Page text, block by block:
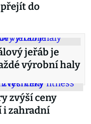
do
jeřáb je
výrobní haly
zvýší ceny
i zahradní